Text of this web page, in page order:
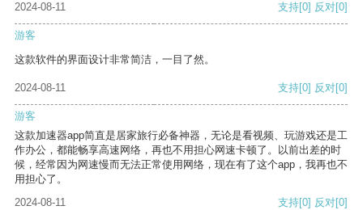
2024-08-11
支持[0] 反对[0]
游客
这款软件的界面设计非常简洁，一目了然。
2024-08-11 支持[0] 反对[0]
游客
这款加速器app简直是居家旅行必备神器，无论是看视频、玩游戏还是工
作办公，都能畅享高速网络，再也不用担心网速卡顿了。以前出差的时
候，经常因为网速慢而无法正常使用网络，现在有了这个app，我再也不
用担心了。
2024-08-11
支持[0] 反对[0]